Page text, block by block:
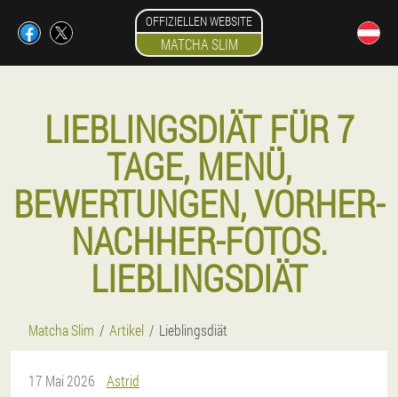
OFFIZIELLEN WEBSITE
MATCHA SLIM
LIEBLINGSDIÄT FÜR 7
TAGE, MENÜ,
BEWERTUNGEN, VORHER-
NACHHER-FOTOS.
LIEBLINGSDIÄT
Matcha Slim Artikel Lieblingsdiät
17 Mai 2026
Astrid